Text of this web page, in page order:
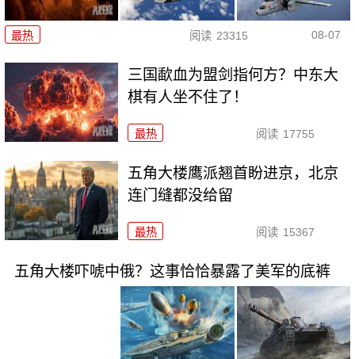
最热 阅读 23315 08-07
三国歃血为盟剑指何方？中东大
棋有人坐不住了！
最热 阅读 17755
五角大楼鹰派翘首盼进京，北京
连门缝都没给留
最热 阅读 15367
五角大楼吓唬中俄？这事恰恰暴露了美军的底裤